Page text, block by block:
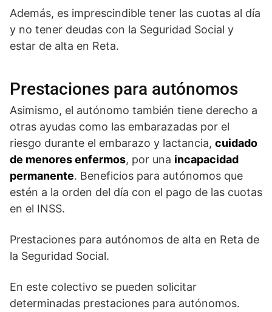
Además, es imprescindible tener las cuotas al día
y no tener deudas con la Seguridad Social y
estar de alta en Reta.
Prestaciones para autónomos
Asimismo, el autónomo también tiene derecho a
otras ayudas como las embarazadas por el
riesgo durante el embarazo y lactancia, cuidado
de menores enfermos, por una incapacidad
permanente. Beneficios para autónomos que
estén a la orden del día con el pago de las cuotas
en el INSS.
Prestaciones para autónomos de alta en Reta de
la Seguridad Social.
En este colectivo se pueden solicitar
determinadas prestaciones para autónomos.